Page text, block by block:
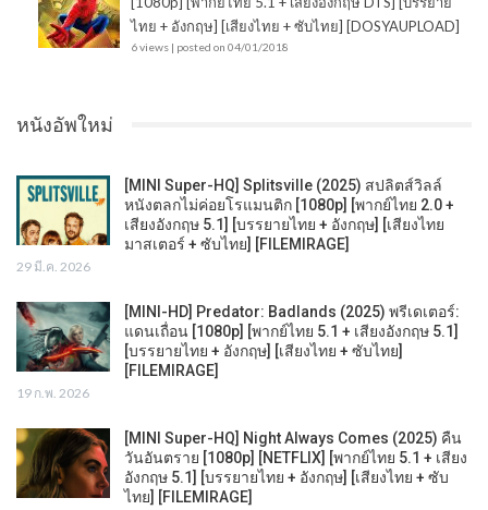
ไทย + อังกฤษ] [เสียงไทย + ซับไทย] [DOSYAUPLOAD]
6 views | posted on 04/01/2018
หนังอัพใหม่
[MINI Super-HQ] Splitsville (2025) สปลิตส์วิลล์
หนังตลกไม่ค่อยโรแมนติก [1080p] [พากย์ไทย 2.0 +
เสียงอังกฤษ 5.1] [บรรยายไทย + อังกฤษ] [เสียงไทย
มาสเตอร์ + ซับไทย] [FILEMIRAGE]
29 มี.ค. 2026
[MINI-HD] Predator: Badlands (2025) พรีเดเตอร์:
แดนเถื่อน [1080p] [พากย์ไทย 5.1 + เสียงอังกฤษ 5.1]
[บรรยายไทย + อังกฤษ] [เสียงไทย + ซับไทย]
[FILEMIRAGE]
19 ก.พ. 2026
[MINI Super-HQ] Night Always Comes (2025) คืน
วันอันตราย [1080p] [NETFLIX] [พากย์ไทย 5.1 + เสียง
อังกฤษ 5.1] [บรรยายไทย + อังกฤษ] [เสียงไทย + ซับ
ไทย] [FILEMIRAGE]